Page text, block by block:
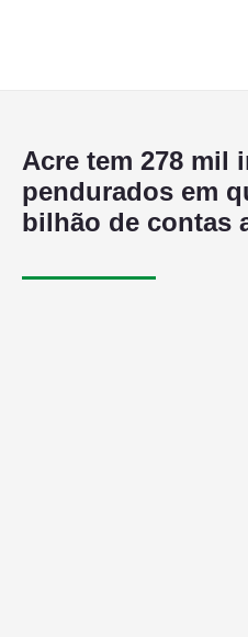
Acre tem 278 mil
pendurados em
bilhão de contas